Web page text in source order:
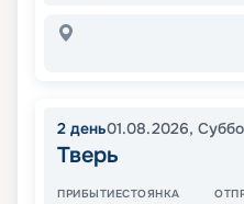
2 день01.08.2026,
Тверь
ПРИБЫТИЕСТОЯНКА